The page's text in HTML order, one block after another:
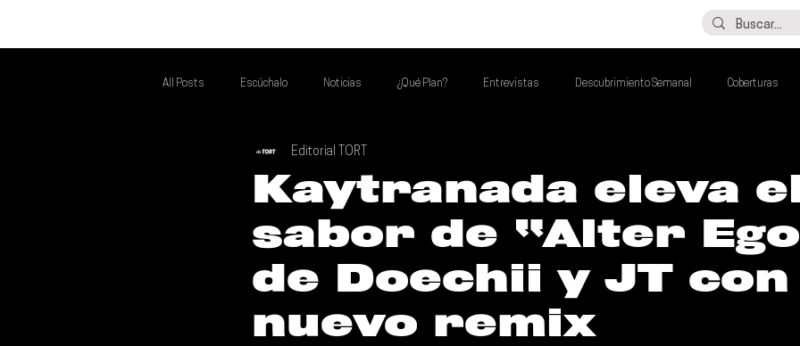
All Posts Escúchalo Noticias ¿Qué Plan? Entrevistas Descubrimiento Semanal Coberturas
Si Te Gusta... Te Recomendamos A...
Poder Latino Que Descubrir Mejores de la Semana Talento Mexa Semanal Álbumes de la Semana
Kaytranada eleva
sabor de “Alter
de Doechii y JT con
nuevo remix
Editorial TORT